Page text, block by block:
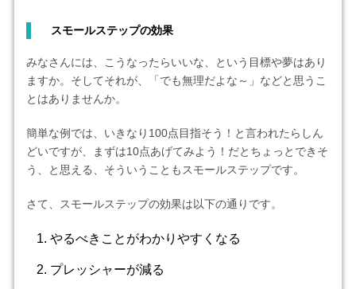
スモールステップの効果
みなさんには、こうなったらいいな、という目標や夢はあり
ますか。そしてそれが、「でも無理だよな～」などと思うこ
とはありませんか。
簡単な例では、いきなり100点目指そう！と言われたらしん
どいですが、まずは10点あげてみよう！だとちょっとできそ
う、と思える、そういうこともスモールステップです。
さて、スモールステップの効果は以下の通りです。
やるべきことがわかりやすくなる
プレッシャーが減る